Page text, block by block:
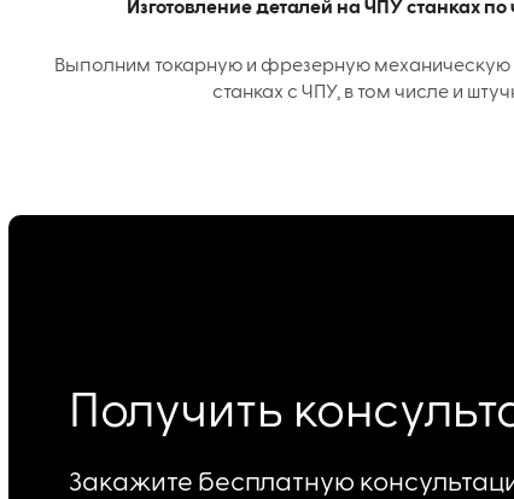
Изготовление деталей на ЧПУ станках
Выполним токарную и фрезерную механическую
станках с ЧПУ, в том числе и
Получить
Закажите бесплатную